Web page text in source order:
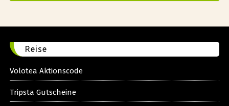
Reise
Volotea Aktionscode
Tripsta Gutscheine